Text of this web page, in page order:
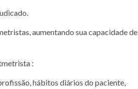
aumentando sua capacidade de
:
hábitos diários do paciente,